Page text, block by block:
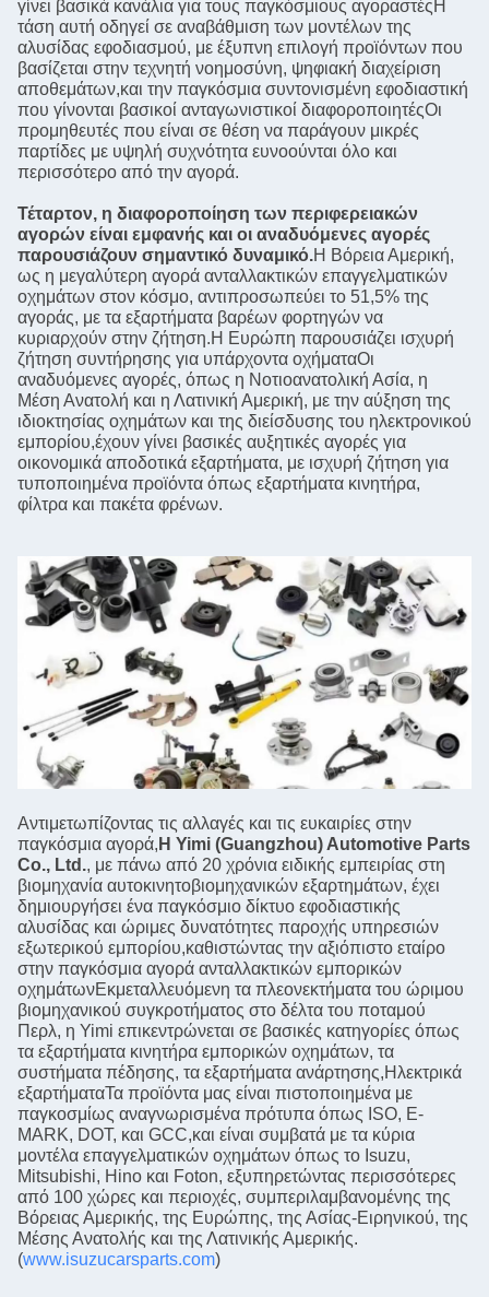
γίνει βασικά κανάλια για τους παγκόσμιους αγοραστέςΗ
τάση αυτή οδηγεί σε αναβάθμιση των μοντέλων της
αλυσίδας εφοδιασμού, με έξυπνη επιλογή προϊόντων που
βασίζεται στην τεχνητή νοημοσύνη, ψηφιακή διαχείριση
αποθεμάτων,και την παγκόσμια συντονισμένη εφοδιαστική
που γίνονται βασικοί ανταγωνιστικοί διαφοροποιητέςΟι
προμηθευτές που είναι σε θέση να παράγουν μικρές
παρτίδες με υψηλή συχνότητα ευνοούνται όλο και
περισσότερο από την αγορά.
Τέταρτον, η διαφοροποίηση των περιφερειακών
αγορών είναι εμφανής και οι αναδυόμενες αγορές
παρουσιάζουν σημαντικό δυναμικό.Η Βόρεια Αμερική,
ως η μεγαλύτερη αγορά ανταλλακτικών επαγγελματικών
οχημάτων στον κόσμο, αντιπροσωπεύει το 51,5% της
αγοράς, με τα εξαρτήματα βαρέων φορτηγών να
κυριαρχούν στην ζήτηση.Η Ευρώπη παρουσιάζει ισχυρή
ζήτηση συντήρησης για υπάρχοντα οχήματαΟι
αναδυόμενες αγορές, όπως η Νοτιοανατολική Ασία, η
Μέση Ανατολή και η Λατινική Αμερική, με την αύξηση της
ιδιοκτησίας οχημάτων και της διείσδυσης του ηλεκτρονικού
εμπορίου,έχουν γίνει βασικές αυξητικές αγορές για
οικονομικά αποδοτικά εξαρτήματα, με ισχυρή ζήτηση για
τυποποιημένα προϊόντα όπως εξαρτήματα κινητήρα,
φίλτρα και πακέτα φρένων.
Αντιμετωπίζοντας τις αλλαγές και τις ευκαιρίες στην
παγκόσμια αγορά, Η Yimi (Guangzhou) Automotive Parts
Co., Ltd., με πάνω από 20 χρόνια ειδικής εμπειρίας στη
βιομηχανία αυτοκινητοβιομηχανικών εξαρτημάτων, έχει
δημιουργήσει ένα παγκόσμιο δίκτυο εφοδιαστικής
αλυσίδας και ώριμες δυνατότητες παροχής υπηρεσιών
εξωτερικού εμπορίου,καθιστώντας την αξιόπιστο εταίρο
στην παγκόσμια αγορά ανταλλακτικών εμπορικών
οχημάτωνΕκμεταλλευόμενη τα πλεονεκτήματα του ώριμου
βιομηχανικού συγκροτήματος στο δέλτα του ποταμού
Περλ, η Yimi επικεντρώνεται σε βασικές κατηγορίες όπως
τα εξαρτήματα κινητήρα εμπορικών οχημάτων, τα
συστήματα πέδησης, τα εξαρτήματα ανάρτησης,Ηλεκτρικά
εξαρτήματαΤα προϊόντα μας είναι πιστοποιημένα με
παγκοσμίως αναγνωρισμένα πρότυπα όπως ISO, E-
MARK, DOT, και GCC,και είναι συμβατά με τα κύρια
μοντέλα επαγγελματικών οχημάτων όπως το Isuzu,
Mitsubishi, Hino και Foton, εξυπηρετώντας περισσότερες
από 100 χώρες και περιοχές, συμπεριλαμβανομένης της
Βόρειας Αμερικής, της Ευρώπης, της Ασίας-Ειρηνικού, της
Μέσης Ανατολής και της Λατινικής Αμερικής.
(www.isuzucarsparts.com)